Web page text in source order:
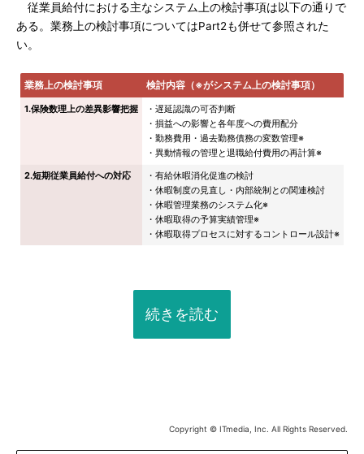
従業員給付における主なシステム上の検討事項は以下の通りで
ある。業務上の検討事項についてはPart2も併せて参照された
い。
業務上の検討事項 検討内容（※がシステム上の検討事項）
1.保険数理上の差異影響把握
・遅延認識の可否判断
・損益への影響と各年度への費用配分
・勤務費用・過去勤務債務の変数管理※
・異動情報の管理と退職給付費用の再計算※
2.短期従業員給付への対応
・有給休暇消化促進の検討
・休暇制度の見直し・内部統制との関連検討
・休暇管理業務のシステム化※
・休暇取得の予算実績管理※
・休暇取得プロセスに対するコントロール設計※
続きを読む
Copyright © ITmedia, Inc. All Rights Reserved.